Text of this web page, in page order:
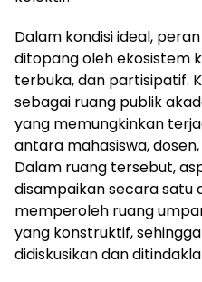
Dalam kondisi ideal,
ditopang oleh ekosistem
terbuka, dan partisipatif.
sebagai ruang publik
yang memungkinkan
antara mahasiswa,
Dalam ruang tersebut,
disampaikan secara satu
memperoleh ruang
yang konstruktif,
didiskusikan dan